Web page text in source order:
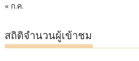
« ก.ค.
สถิติจำนวนผู้เข้าชม